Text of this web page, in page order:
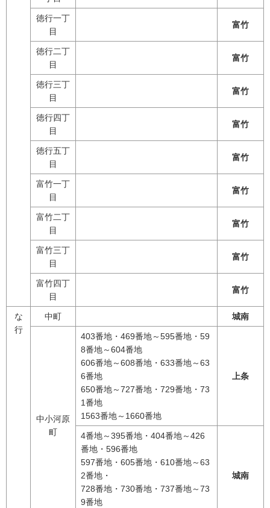
徳行一丁
目
富竹
徳行二丁
目
富竹
徳行三丁
目
富竹
徳行四丁
目
富竹
徳行五丁
目
富竹
富竹一丁
目
富竹
富竹二丁
目
富竹
富竹三丁
目
富竹
富竹四丁
目
富竹
な
行
中町 城南
中小河原
町
403番地・469番地～595番地・59
8番地～604番地
606番地～608番地・633番地～63
6番地
650番地～727番地・729番地・73
1番地
1563番地～1660番地
上条
4番地～395番地・404番地～426
番地・596番地
597番地・605番地・610番地～63
2番地・
728番地・730番地・737番地～73
9番地
城南